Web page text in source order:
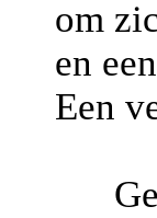
om
en
Een